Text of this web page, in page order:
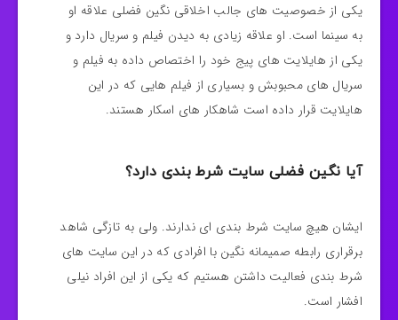
یکی از خصوصیت های جالب اخلاقی نگین فضلی علاقه او
به سینما است. او علاقه زیادی به دیدن فیلم و سریال دارد و
یکی از هایلایت های پیج خود را اختصاص داده به فیلم و
سریال های محبوبش و بسیاری از فیلم هایی که در این
هایلایت قرار داده است شاهکار های اسکار هستند.
آیا نگین فضلی سایت شرط بندی دارد؟
ایشان هیچ سایت شرط بندی ای ندارند. ولی به تازگی شاهد
برقراری رابطه صمیمانه نگین با افرادی که در این سایت های
شرط بندی فعالیت داشتن هستیم که یکی از این افراد نیلی
افشار است.